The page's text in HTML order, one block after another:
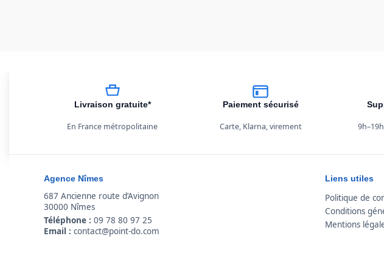
Livraison gratuite*
En France métropolitaine
Paiement sécurisé
Carte, Klarna, virement
Agence Nîmes
687 Ancienne route d’Avignon
30000 Nîmes
Téléphone : 09 78 80 97 25
Email : contact@point-do.com
Liens utiles
Politique de
Conditions
Mentions